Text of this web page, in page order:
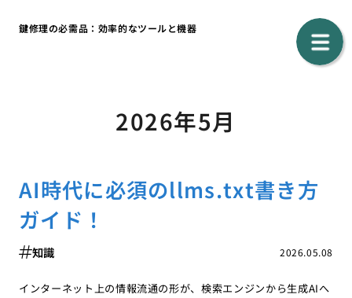
鍵修理の必需品：効率的なツールと機器
2026年5月
AI時代に必須のllms.txt書き方
ガイド！
2026.05.08
知識
インターネット上の情報流通の形が、検索エンジンから生成AIへ